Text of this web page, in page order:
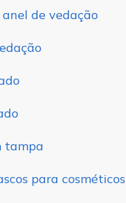
de vedação
tampa
para cosméticos